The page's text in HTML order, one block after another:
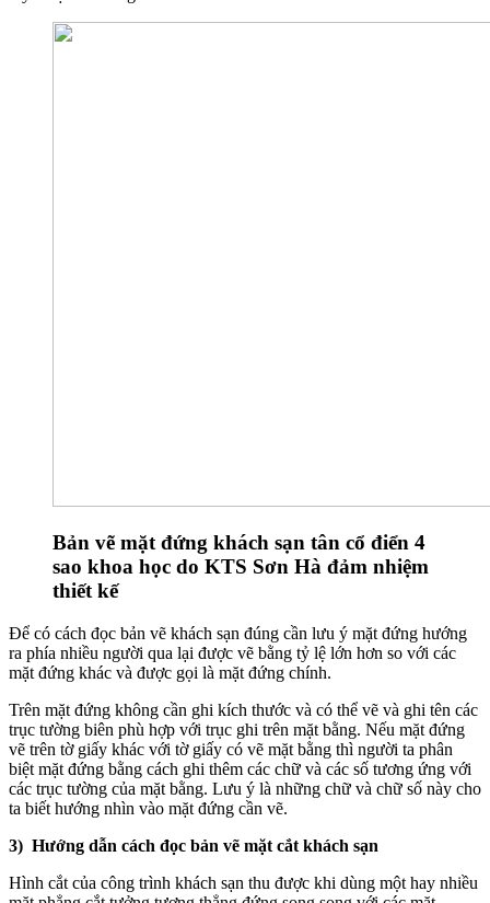
Bản vẽ mặt đứng khách sạn tân cổ điển 4
sao khoa học do KTS Sơn Hà đảm nhiệm
thiết kế
Để có cách đọc bản vẽ khách sạn đúng cần lưu ý mặt đứng hướng
ra phía nhiều người qua lại được vẽ bằng tỷ lệ lớn hơn so với các
mặt đứng khác và được gọi là mặt đứng chính.
Trên mặt đứng không cần ghi kích thước và có thể vẽ và ghi tên các
trục tường biên phù hợp với trục ghi trên mặt bằng. Nếu mặt đứng
vẽ trên tờ giấy khác với tờ giấy có vẽ mặt bằng thì người ta phân
biệt mặt đứng bằng cách ghi thêm các chữ và các số tương ứng với
các trục tường của mặt bằng. Lưu ý là những chữ và chữ số này cho
ta biết hướng nhìn vào mặt đứng cần vẽ.
3) Hướng dẫn cách đọc bản vẽ mặt cắt khách sạn
Hình cắt của công trình khách sạn thu được khi dùng một hay nhiều